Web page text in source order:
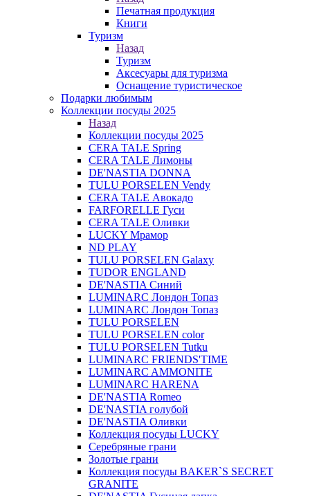
Печатная продукция
Книги
Туризм
Назад
Туризм
Аксесуары для туризма
Оснащение туристическое
Подарки любимым
Коллекции посуды 2025
Назад
Коллекции посуды 2025
CERA TALE Spring
CERA TALE Лимоны
DE'NASTIA DONNA
TULU PORSELEN Vendy
CERA TALE Авокадо
FARFORELLE Гуси
CERA TALE Оливки
LUCKY Мрамор
ND PLAY
TULU PORSELEN Galaxy
TUDOR ENGLAND
DE'NASTIA Синий
LUMINARC Лондон Топаз
LUMINARC Лондон Топаз
TULU PORSELEN
TULU PORSELEN color
TULU PORSELEN Tutku
LUMINARC FRIENDS'TIME
LUMINARC AMMONITE
LUMINARC HARENA
DE'NASTIA Romeo
DE'NASTIA голубой
DE'NASTIA Оливки
Коллекция посуды LUCKY
Серебряные грани
Золотые грани
Коллекция посуды BAKER`S SECRET
GRANITE